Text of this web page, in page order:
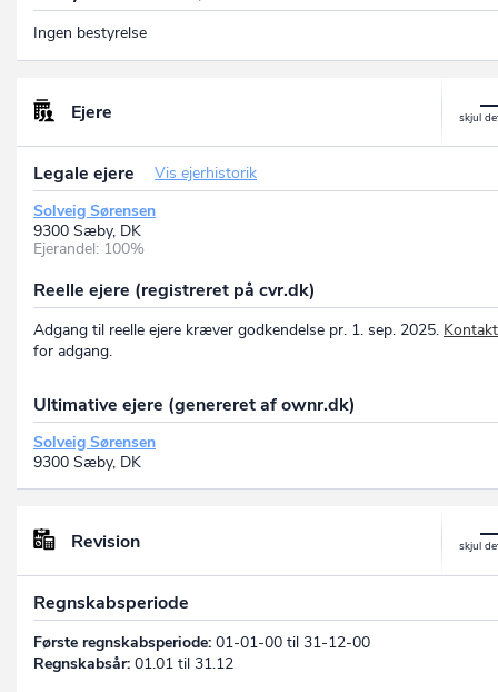
Ingen bestyrelse
Ejere
Legale ejere
Vis ejerhistorik
Solveig Sørensen
9300 Sæby, DK
Ejerandel: 100%
Reelle ejere (registreret på cvr.dk)
Adgang til reelle ejere kræver godkendelse pr. 1. sep. 2025.
for adgang.
Ultimative ejere (genereret af ownr.dk)
Solveig Sørensen
9300 Sæby, DK
Revision
Regnskabsperiode
Første regnskabsperiode: 01-01-00 til 31-12-00
Regnskabsår: 01.01 til 31.12